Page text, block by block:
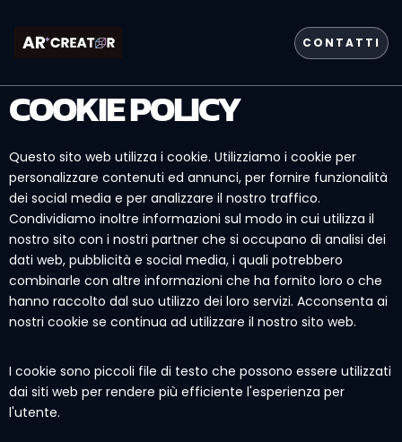
CONTATTI
COOKIE POLICY
Questo sito web utilizza i cookie. Utilizziamo i cookie per
personalizzare contenuti ed annunci, per fornire funzionalità
dei social media e per analizzare il nostro traffico.
Condividiamo inoltre informazioni sul modo in cui utilizza il
nostro sito con i nostri partner che si occupano di analisi dei
dati web, pubblicità e social media, i quali potrebbero
combinarle con altre informazioni che ha fornito loro o che
hanno raccolto dal suo utilizzo dei loro servizi. Acconsenta ai
nostri cookie se continua ad utilizzare il nostro sito web.
I cookie sono piccoli file di testo che possono essere utilizzati
dai siti web per rendere più efficiente l'esperienza per
l'utente.